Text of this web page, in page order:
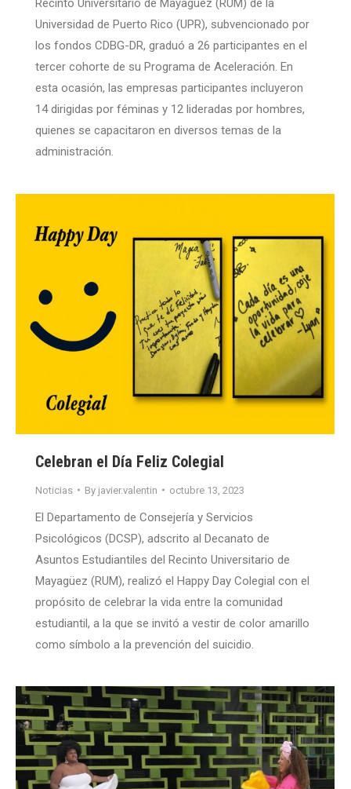
Recinto Universitario de Mayagüez (RUM) de la
Universidad de Puerto Rico (UPR), subvencionado por
los fondos CDBG-DR, graduó a 26 participantes en el
tercer cohorte de su Programa de Aceleración. En
esta ocasión, las empresas participantes incluyeron
14 dirigidas por féminas y 12 lideradas por hombres,
quienes se capacitaron en diversos temas de la
administración.
Celebran el Día Feliz Colegial
Noticias By javier.valentin octubre 13, 2023
El Departamento de Consejería y Servicios
Psicológicos (DCSP), adscrito al Decanato de
Asuntos Estudiantiles del Recinto Universitario de
Mayagüez (RUM), realizó el Happy Day Colegial con el
propósito de celebrar la vida entre la comunidad
estudiantil, a la que se invitó a vestir de color amarillo
como símbolo a la prevención del suicidio.